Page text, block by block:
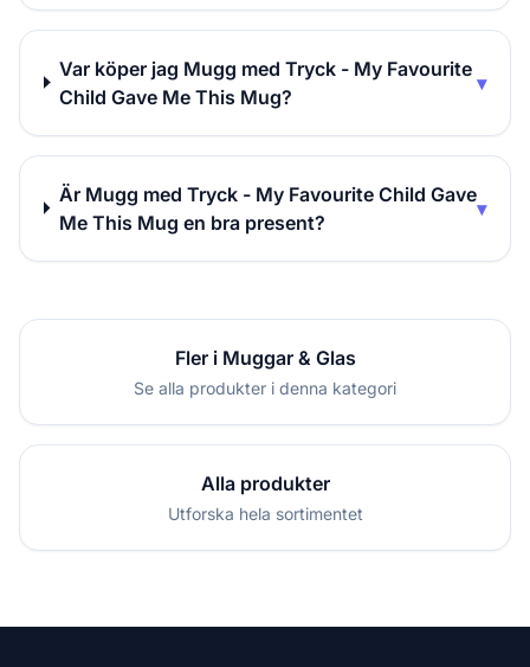
Var köper jag Mugg med Tryck - My Favourite
Child Gave Me This Mug?
▾
Är Mugg med Tryck - My Favourite Child Gave
Me This Mug en bra present?
▾
Fler i Muggar & Glas
Se alla produkter i denna kategori
Alla produkter
Utforska hela sortimentet